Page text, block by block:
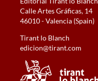
Calle Artes Gráficas, 14
46010 - Valencia (Spain)
Tirant lo Blanch
edicion@tirant.com